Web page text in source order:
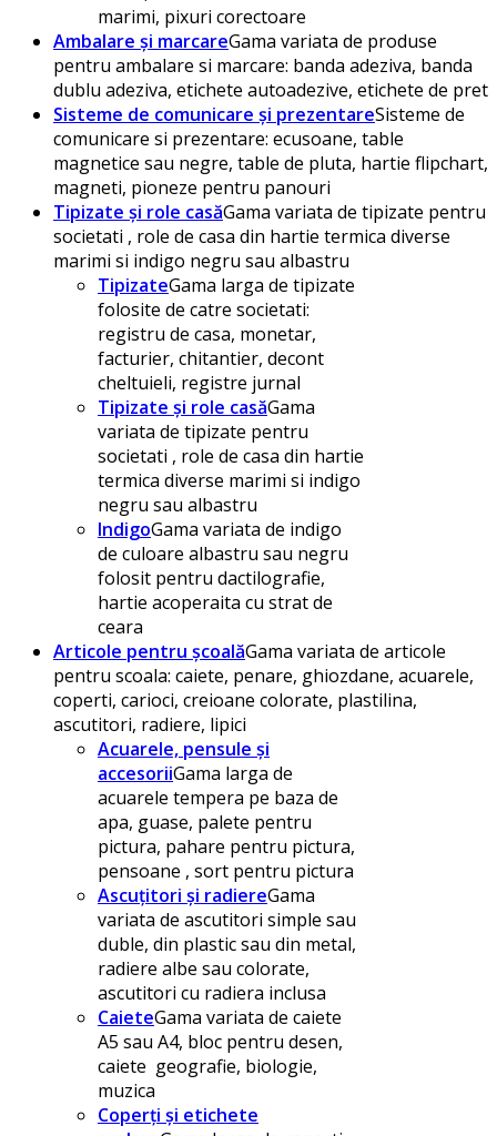
marimi, pixuri corectoare
Ambalare și marcareGama variata de produse
pentru ambalare si marcare: banda adeziva, banda
dublu adeziva, etichete autoadezive, etichete de pret
Sisteme de comunicare și prezentareSisteme de
comunicare si prezentare: ecusoane, table
magnetice sau negre, table de pluta, hartie flipchart,
magneti, pioneze pentru panouri
Tipizate și role casăGama variata de tipizate pentru
societati , role de casa din hartie termica diverse
marimi si indigo negru sau albastru
TipizateGama larga de tipizate
folosite de catre societati:
registru de casa, monetar,
facturier, chitantier, decont
cheltuieli, registre jurnal
Tipizate și role casăGama
variata de tipizate pentru
societati , role de casa din hartie
termica diverse marimi si indigo
negru sau albastru
IndigoGama variata de indigo
de culoare albastru sau negru
folosit pentru dactilografie,
hartie acoperaita cu strat de
ceara
Articole pentru școalăGama variata de articole
pentru scoala: caiete, penare, ghiozdane, acuarele,
coperti, carioci, creioane colorate, plastilina,
ascutitori, radiere, lipici
Acuarele, pensule și
accesoriiGama larga de
acuarele tempera pe baza de
apa, guase, palete pentru
pictura, pahare pentru pictura,
pensoane , sort pentru pictura
Ascuțitori și radiereGama
variata de ascutitori simple sau
duble, din plastic sau din metal,
radiere albe sau colorate,
ascutitori cu radiera inclusa
CaieteGama variata de caiete
A5 sau A4, bloc pentru desen,
caiete geografie, biologie,
muzica
Coperți și etichete